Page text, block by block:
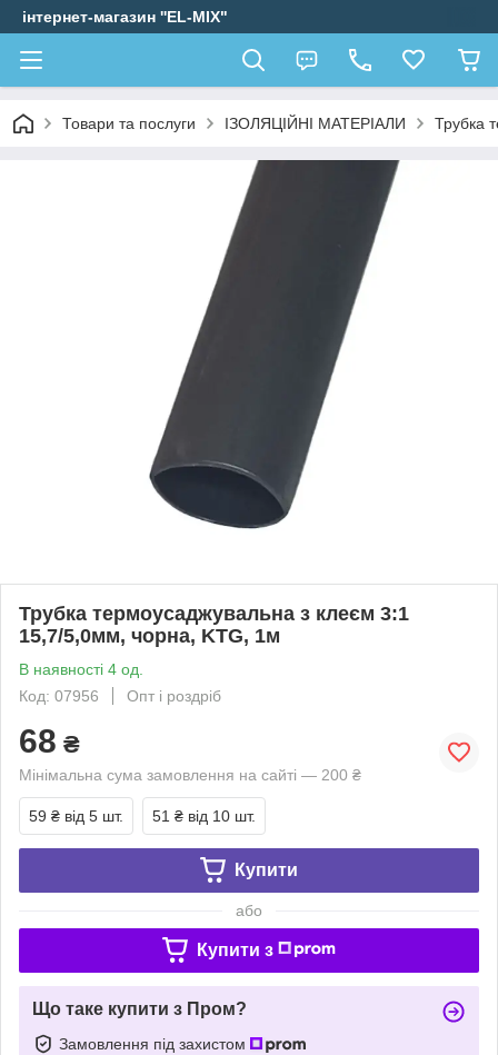
інтернет-магазин ''EL-MIX"
Товари та послуги ІЗОЛЯЦІЙНІ МАТЕРІАЛИ Трубка
Трубка термоусаджувальна з клеєм 3:1
15,7/5,0мм, чорна, KTG, 1м
В наявності 4 од.
Код: 07956
Опт і роздріб
68 ₴
Мінімальна сума замовлення на сайті — 200 ₴
59 ₴ від 5 шт. 51 ₴ від 10 шт.
Купити
або
Купити з
Що таке купити з Пром?
Замовлення під захистом